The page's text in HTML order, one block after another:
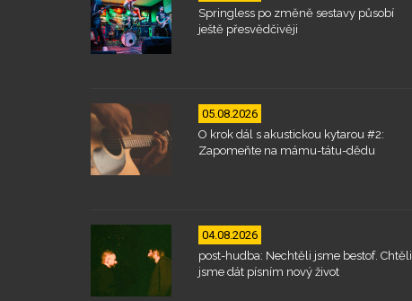
Springless po změně sestavy působí
ještě přesvědčivěji
05.08.2026
O krok dál s akustickou kytarou #2:
Zapomeňte na mámu-tátu-dědu
04.08.2026
post-hudba: Nechtěli jsme bestof. Chtěli
jsme dát písním nový život